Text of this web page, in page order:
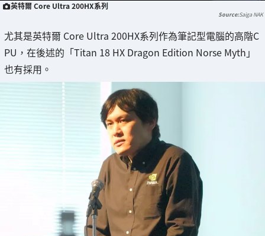
英特爾 Core Ultra 200HX系列
Saiga NAK
尤其是英特爾 Core Ultra 200HX系列作為筆記型電腦的高階C
PU，在後述的「Titan 18 HX Dragon Edition Norse Myth」
也有採用。